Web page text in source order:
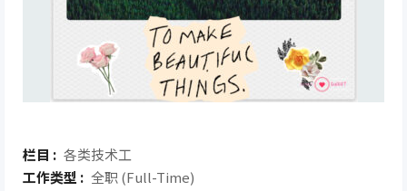
栏目 : 各类技术工
工作类型 : 全职 (Full-Time)